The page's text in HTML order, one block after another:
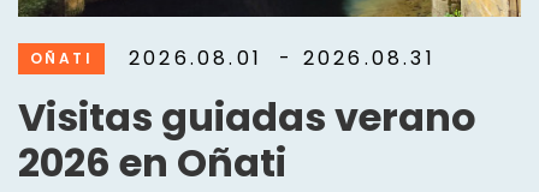
OÑATI 2026.08.01 - 2026.08.31
Visitas guiadas verano
2026 en Oñati